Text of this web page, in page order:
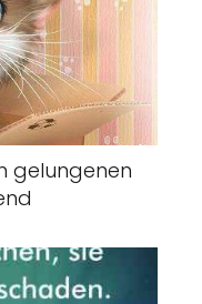
gelungenen